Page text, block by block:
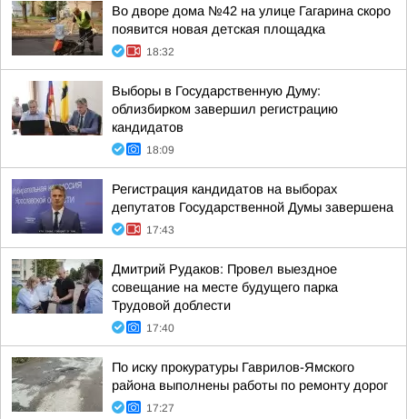
Во дворе дома №42 на улице Гагарина скоро
появится новая детская площадка
18:32
Выборы в Государственную Думу:
облизбирком завершил регистрацию
кандидатов
18:09
Регистрация кандидатов на выборах
депутатов Государственной Думы завершена
17:43
Дмитрий Рудаков: Провел выездное
совещание на месте будущего парка
Трудовой доблести
17:40
По иску прокуратуры Гаврилов-Ямского
района выполнены работы по ремонту дорог
17:27